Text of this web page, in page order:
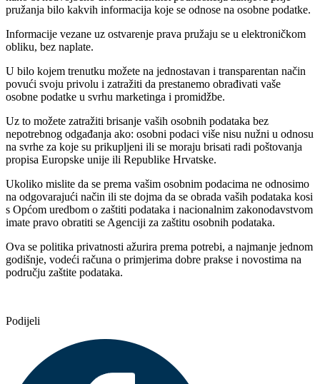
pružanja bilo kakvih informacija koje se odnose na osobne podatke.
Informacije vezane uz ostvarenje prava pružaju se u elektroničkom
obliku, bez naplate.
U bilo kojem trenutku možete na jednostavan i transparentan način
povući svoju privolu i zatražiti da prestanemo obrađivati vaše
osobne podatke u svrhu marketinga i promidžbe.
Uz to možete zatražiti brisanje vaših osobnih podataka bez
nepotrebnog odgađanja ako: osobni podaci više nisu nužni u odnosu
na svrhe za koje su prikupljeni ili se moraju brisati radi poštovanja
propisa Europske unije ili Republike Hrvatske.
Ukoliko mislite da se prema vašim osobnim podacima ne odnosimo
na odgovarajući način ili ste dojma da se obrada vaših podataka kosi
s Općom uredbom o zaštiti podataka i nacionalnim zakonodavstvom
imate pravo obratiti se Agenciji za zaštitu osobnih podataka.
Ova se politika privatnosti ažurira prema potrebi, a najmanje jednom
godišnje, vodeći računa o primjerima dobre prakse i novostima na
području zaštite podataka.
Podijeli